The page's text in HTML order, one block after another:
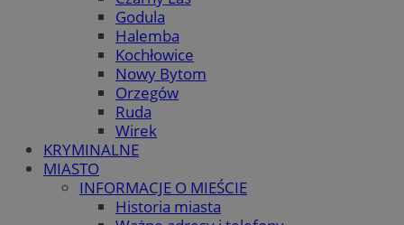
Godula
Halemba
Kochłowice
Nowy Bytom
Orzegów
Ruda
Wirek
KRYMINALNE
MIASTO
INFORMACJE O MIEŚCIE
Historia miasta